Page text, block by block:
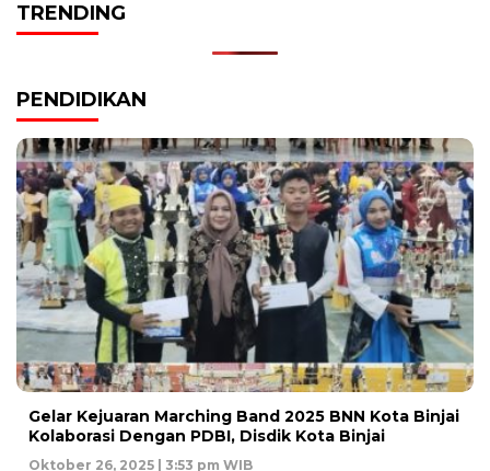
TRENDING
PENDIDIKAN
Gelar Kejuaran Marching Band 2025 BNN Kota Binjai
Kolaborasi Dengan PDBI, Disdik Kota Binjai
Oktober 26, 2025 | 3:53 pm WIB